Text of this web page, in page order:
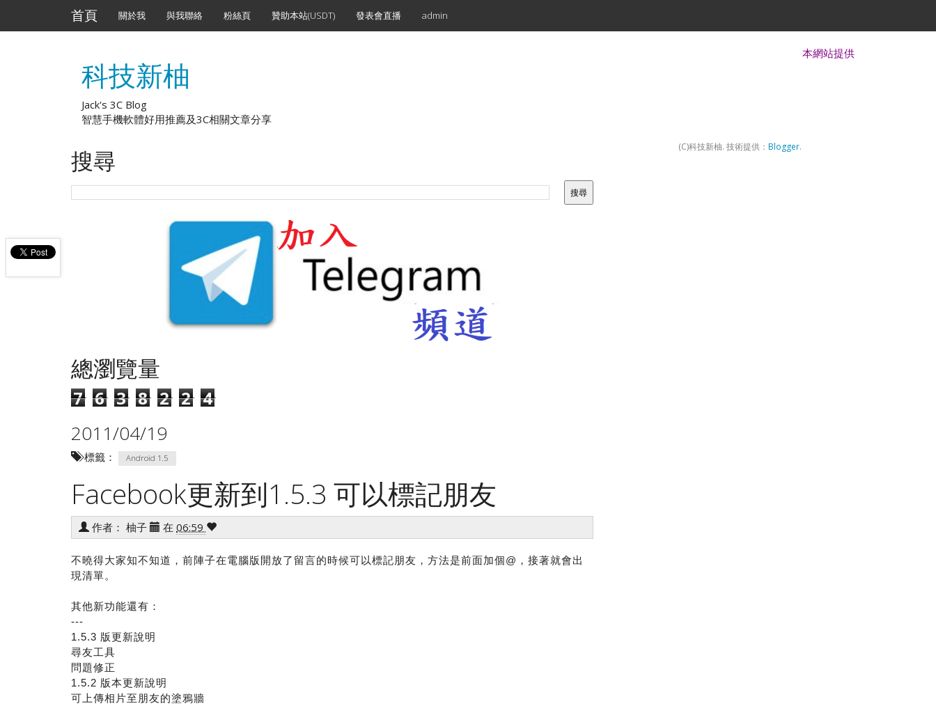
首頁 關於我 與我聯絡 粉絲頁 贊助本站(USDT) 發表會直播 admin
科技新柚
Jack's 3C Blog
智慧手機軟體好用推薦及3C相關文章分享
本網站提供 Android、iOS、
搜尋
總瀏覽量
7 6 3 8 2 2 4
2011/04/19
標籤： Android 1.5
Facebook更新到1.5.3 可以標記朋友
作者： 柚子 在 06:59
不曉得大家知不知道，前陣子在電腦版開放了留言的時候可以標記朋友，方法是前面加個@，接著就會出
現清單。
其他新功能還有：
---
1.5.3 版更新說明
尋友工具
問題修正
1.5.2 版本更新說明
可上傳相片至朋友的塗鴉牆
(C)科技新柚. 技術提供： Blogger.